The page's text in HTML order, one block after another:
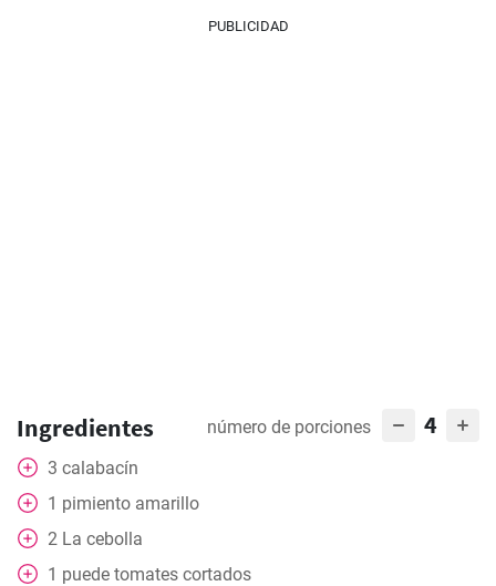
PUBLICIDAD
Ingredientes número de porciones 4
3 calabacín
1 pimiento amarillo
2 La cebolla
1 puede tomates cortados